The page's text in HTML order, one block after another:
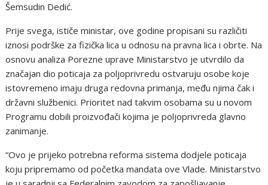
Šemsudin Dedić.
Prije svega, ističe ministar, ove godine propisani su različiti
iznosi podrške za fizička lica u odnosu na pravna lica i obrte. Na
osnovu analiza Porezne uprave Ministarstvo je utvrdilo da
značajan dio poticaja za poljoprivredu ostvaruju osobe koje
istovremeno imaju druga redovna primanja, među njima čak i
državni službenici. Prioritet nad takvim osobama su u novom
Programu dobili proizvođači kojima je poljoprivreda glavno
zanimanje.
“Ovo je prijeko potrebna reforma sistema dodjele poticaja
koju pripremamo od početka mandata ove Vlade. Ministarstvo